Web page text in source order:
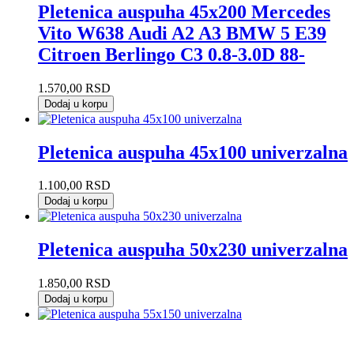
Pletenica auspuha 45x200 Mercedes
Vito W638 Audi A2 A3 BMW 5 E39
Citroen Berlingo C3 0.8-3.0D 88-
1.570,00 RSD
Dodaj u korpu
Pletenica auspuha 45x100 univerzalna
1.100,00 RSD
Dodaj u korpu
Pletenica auspuha 50x230 univerzalna
1.850,00 RSD
Dodaj u korpu